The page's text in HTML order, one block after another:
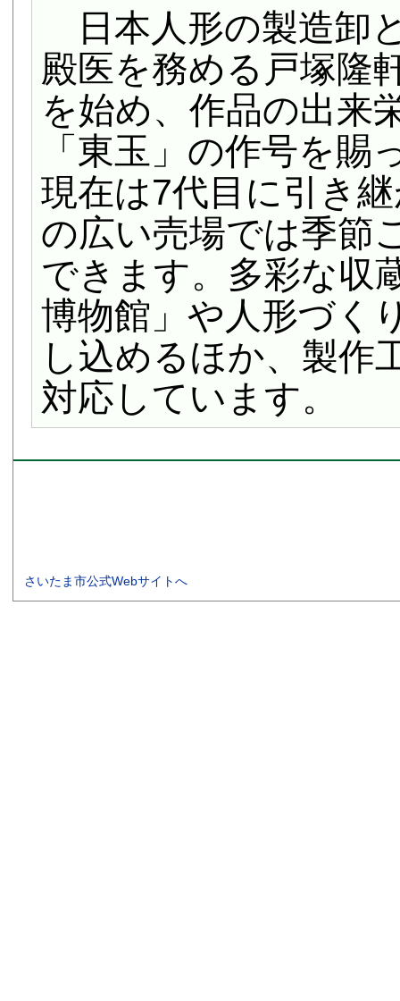
日本人形の製造卸
殿医を務める戸塚隆
を始め、作品の出来
「東玉」の作号を
現在は7代目に引き
の広い売場では季節
できます。多彩な収
博物館」や人形づく
し込めるほか、製作
対応しています。
さいたま市公式Webサイトへ